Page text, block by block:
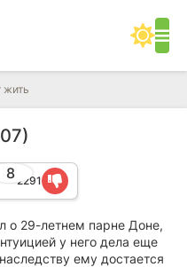
жить
82291
о 29-летнем парне Доне,
у него дела еще
ему достается